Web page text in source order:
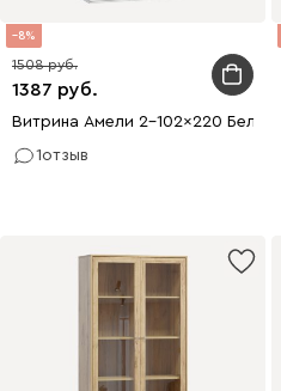
8
1387
1508
Витрина Амели 2-102x220 Белый
1отзыв